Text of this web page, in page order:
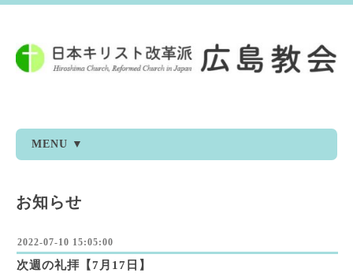
MENU ▼
お知らせ
2022-07-10 15:05:00
次週の礼拝【7月17日】